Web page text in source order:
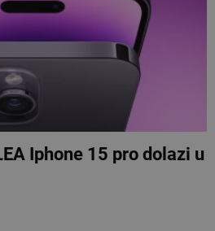
Iphone 15 pro dolazi u